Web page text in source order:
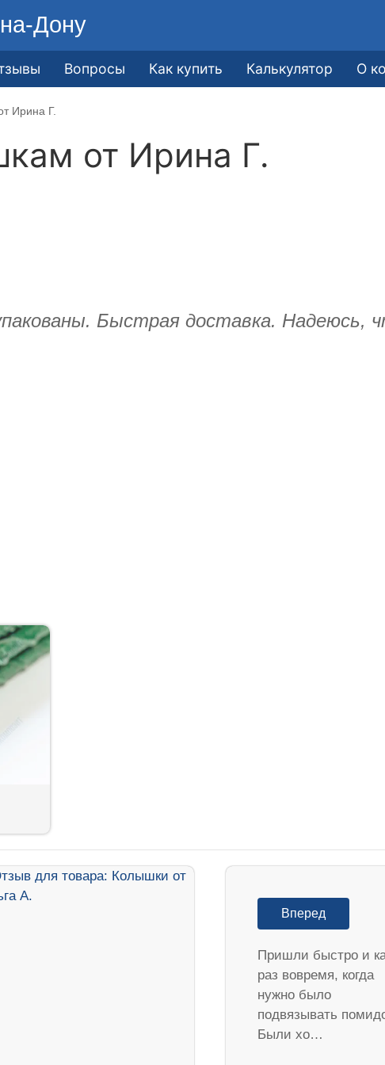
Дону
Вопросы Как купить Калькулятор О
Ирина Г.
от Ирина Г.
Быстрая доставка. Надеюсь,
Вперед
Пришли быстро и
раз вовремя, когда
нужно было
подвязывать
Были хо…